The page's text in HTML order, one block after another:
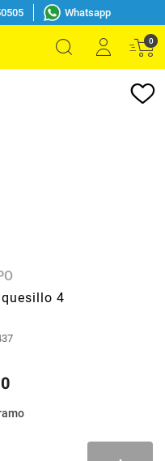
Whatsapp
0
quesillo 4